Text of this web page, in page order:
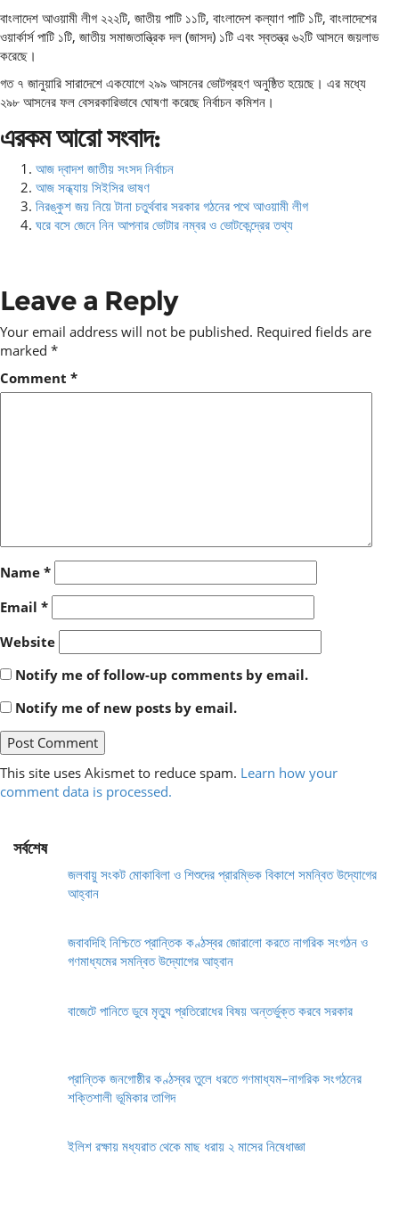
বাংলাদেশ আওয়ামী লীগ ২২২টি, জাতীয় পাটি ১১টি, বাংলাদেশ কল্যাণ পাটি ১টি, বাংলাদেশের
ওয়ার্কার্স পাটি ১টি, জাতীয় সমাজতান্ত্রিক দল (জাসদ) ১টি এবং স্বতন্ত্র ৬২টি আসনে জয়লাভ
করেছে।
গত ৭ জানুয়ারি সারাদেশে একযোগে ২৯৯ আসনের ভোটগ্রহণ অনুষ্ঠিত হয়েছে। এর মধ্যে
২৯৮ আসনের ফল বেসরকারিভাবে ঘোষণা করেছে নির্বাচন কমিশন।
এরকম আরো সংবাদ:
আজ দ্বাদশ জাতীয় সংসদ নির্বাচন
আজ সন্ধ্যায় সিইসির ভাষণ
নিরঙ্কুশ জয় নিয়ে টানা চতুর্থবার সরকার গঠনের পথে আওয়ামী লীগ
ঘরে বসে জেনে নিন আপনার ভোটার নম্বর ও ভোটকেন্দ্রের তথ্য
Leave a Reply
Your email address will not be published. Required fields are
marked *
Comment *
Name *
Email *
Website
Notify me of follow-up comments by email.
Notify me of new posts by email.
This site uses Akismet to reduce spam. Learn how your
comment data is processed.
সর্বশেষ
জলবায়ু সংকট মোকাবিলা ও শিশুদের প্রারম্ভিক বিকাশে সমন্বিত উদ্যোগের
আহ্বান
জবাবদিহি নিশ্চিতে প্রান্তিক কণ্ঠস্বর জোরালো করতে নাগরিক সংগঠন ও
গণমাধ্যমের সমন্বিত উদ্যোগের আহ্বান
বাজেটে পানিতে ডুবে মৃত্যু প্রতিরোধের বিষয় অন্তর্ভুক্ত করবে সরকার
প্রান্তিক জনগোষ্ঠীর কণ্ঠস্বর তুলে ধরতে গণমাধ্যম–নাগরিক সংগঠনের
শক্তিশালী ভূমিকার তাগিদ
ইলিশ রক্ষায় মধ্যরাত থেকে মাছ ধরায় ২ মাসের নিষেধাজ্ঞা